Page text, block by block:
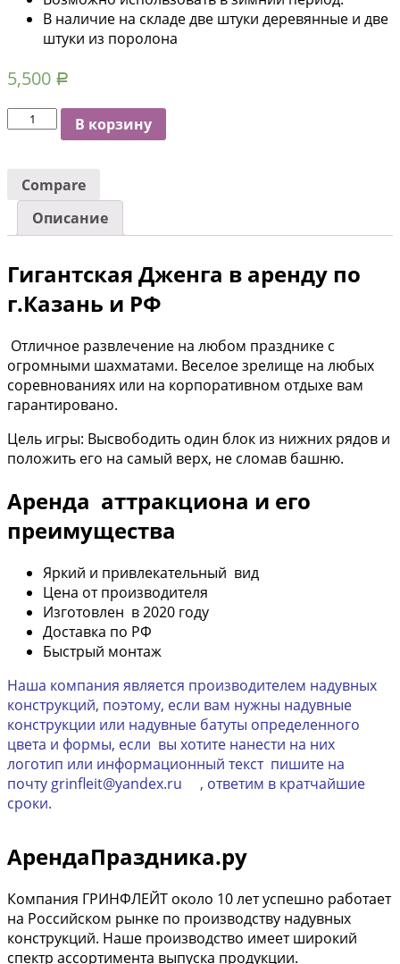
В наличие на складе две штуки деревянные и две
штуки из поролона
5,500 Р
КоличествоВ корзину
Compare
Описание
Гигантская Дженга в аренду по
г.Казань и РФ
Отличное развлечение на любом празднике с
огромными шахматами. Веселое зрелище на любых
соревнованиях или на корпоративном отдыхе вам
гарантировано.
Цель игры: Высвободить один блок из нижних рядов и
положить его на самый верх, не сломав башню.
Аренда аттракциона и его
преимущества
Яркий и привлекательный вид
Цена от производителя
Изготовлен в 2020 году
Доставка по РФ
Быстрый монтаж
Наша компания является производителем надувных
конструкций, поэтому, если вам нужны надувные
конструкции или надувные батуты определенного
цвета и формы, если вы хотите нанести на них
логотип или информационный текст пишите на
почту grinfleit@yandex.ru , ответим в кратчайшие
сроки.
АрендаПраздника.ру
Компания ГРИНФЛЕЙТ около 10 лет успешно работает
на Российском рынке по производству надувных
конструкций. Наше производство имеет широкий
спектр ассортимента выпуска продукции.